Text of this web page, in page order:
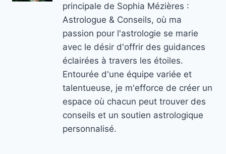
principale de Sophia Mézières :
Astrologue & Conseils, où ma
passion pour l'astrologie se marie
avec le désir d'offrir des guidances
éclairées à travers les étoiles.
Entourée d'une équipe variée et
talentueuse, je m'efforce de créer un
espace où chacun peut trouver des
conseils et un soutien astrologique
personnalisé.